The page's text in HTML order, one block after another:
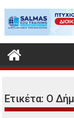
Ετικέτα: Ο